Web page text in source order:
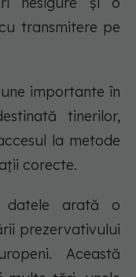
transmitere pe
importante în
tinerilor,
la metode
corecte.
datele arată o
prezervativului
Această